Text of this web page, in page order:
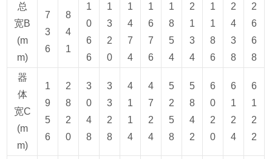
总
宽B
(m
m)
7
3
6
8
4
1
1
0
6
6
1
3
2
0
1
4
7
4
1
6
7
6
1
8
5
4
2
1
3
4
1
1
8
6
2
4
3
8
2
6
6
8
器
体
宽C
(m
m)
1
9
5
6
2
8
2
0
3
0
4
8
3
3
2
8
4
1
1
4
4
7
2
4
5
2
5
8
5
8
4
2
6
0
2
0
6
1
2
4
6
1
2
2